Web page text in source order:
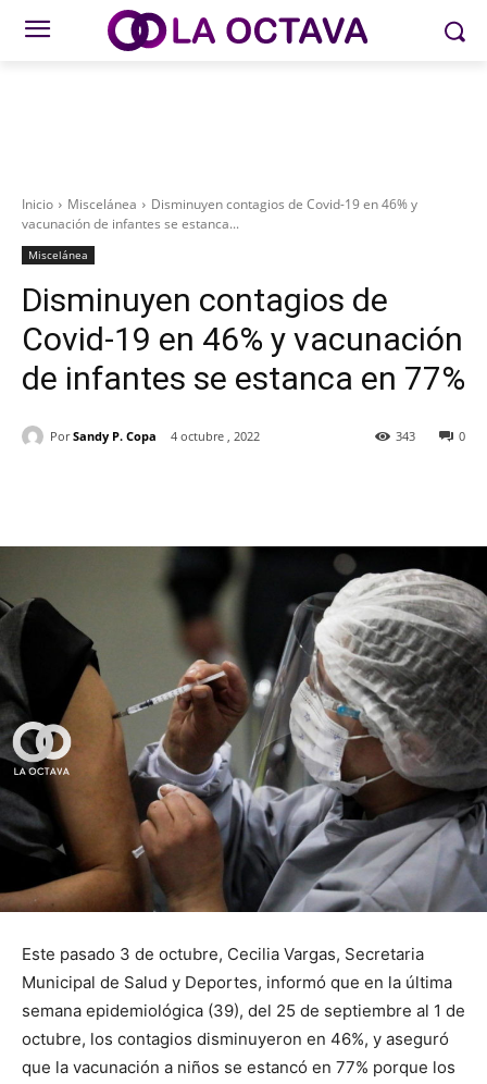
Inicio Miscelánea
Disminuyen contagios de Covid-19 en 46% y
vacunación de infantes se estanca...
Miscelánea
Disminuyen contagios de
Covid-19 en 46% y vacunación
de infantes se estanca en 77%
Por Sandy P. Copa 4 octubre , 2022 0
343
Este pasado 3 de octubre, Cecilia Vargas, Secretaria
Municipal de Salud y Deportes, informó que en la última
semana epidemiológica (39), del 25 de septiembre al 1 de
octubre, los contagios disminuyeron en 46%, y aseguró
que la vacunación a niños se estancó en 77% porque los